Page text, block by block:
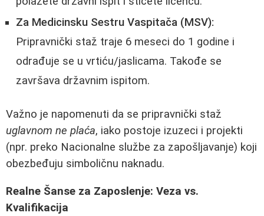
Za Medicinsku Sestru Vaspitača (MSV):
Pripravnički staž traje 6 meseci do 1 godine i
odrađuje se u vrtiću/jaslicama. Takođe se
završava državnim ispitom.
Važno je napomenuti da se pripravnički staž
uglavnom ne plaća, iako postoje izuzeci i projekti
(npr. preko Nacionalne službe za zapošljavanje) koji
obezbeđuju simboličnu naknadu.
Realne Šanse za Zaposlenje: Veza vs.
Kvalifikacija